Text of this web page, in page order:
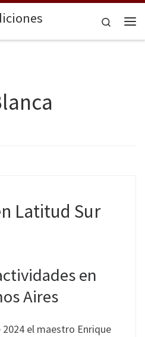
Search
Latitud Sur
en
Aires
el maestro Enrique